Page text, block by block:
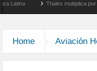
Thales multiplica por diez
Home Aviación